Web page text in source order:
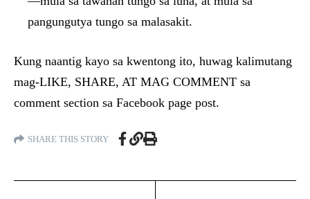
pangungutya tungo sa malasakit.
Kung naantig kayo sa kwentong ito, huwag kalimutang
mag-LIKE, SHARE, AT MAG COMMENT sa
comment section sa Facebook page post.
SHARE THIS STORY